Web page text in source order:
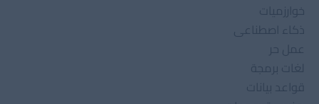
خوارزميات
ذكاء اصطناعى
عمل حر
لغات برمجة
قواعد بيانات